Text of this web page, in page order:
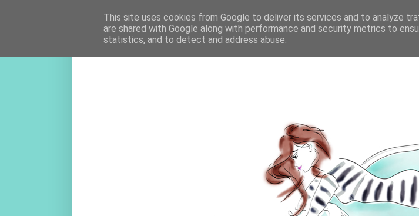
This site uses cookies from Google to deliver its services and to analyze
are shared with Google along with performance and security metrics to
statistics, and to detect and address abuse.